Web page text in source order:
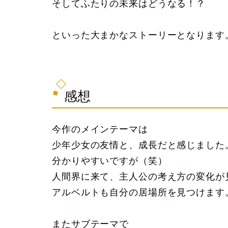
そしてふたりの未来はどうなる！？
といった大まかなストーリーとなります
感想
今作のメインテーマは
少年少女の友情と、成長だと感じました
分かりやすいですが（笑）
人間界に来て、主人公の考え方の変化が
アルベルトも自分の居場所を見つけます
またサブテーマで